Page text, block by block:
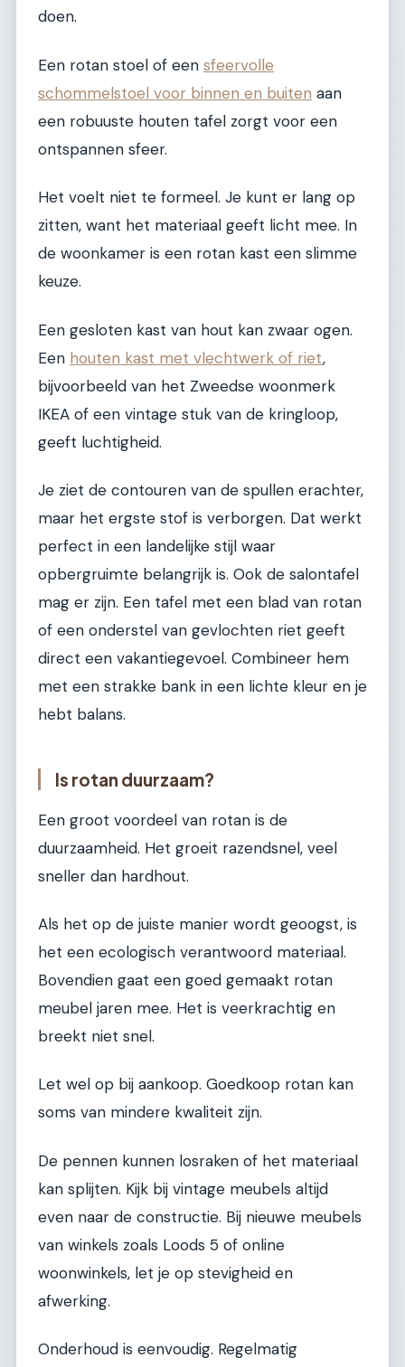
doen.
Een rotan stoel of een sfeervolle
schommelstoel voor binnen en buiten aan
een robuuste houten tafel zorgt voor een
ontspannen sfeer.
Het voelt niet te formeel. Je kunt er lang op
zitten, want het materiaal geeft licht mee. In
de woonkamer is een rotan kast een slimme
keuze.
Een gesloten kast van hout kan zwaar ogen.
Een houten kast met vlechtwerk of riet,
bijvoorbeeld van het Zweedse woonmerk
IKEA of een vintage stuk van de kringloop,
geeft luchtigheid.
Je ziet de contouren van de spullen erachter,
maar het ergste stof is verborgen. Dat werkt
perfect in een landelijke stijl waar
opbergruimte belangrijk is. Ook de salontafel
mag er zijn. Een tafel met een blad van rotan
of een onderstel van gevlochten riet geeft
direct een vakantiegevoel. Combineer hem
met een strakke bank in een lichte kleur en je
hebt balans.
Is rotan duurzaam?
Een groot voordeel van rotan is de
duurzaamheid. Het groeit razendsnel, veel
sneller dan hardhout.
Als het op de juiste manier wordt geoogst, is
het een ecologisch verantwoord materiaal.
Bovendien gaat een goed gemaakt rotan
meubel jaren mee. Het is veerkrachtig en
breekt niet snel.
Let wel op bij aankoop. Goedkoop rotan kan
soms van mindere kwaliteit zijn.
De pennen kunnen losraken of het materiaal
kan splijten. Kijk bij vintage meubels altijd
even naar de constructie. Bij nieuwe meubels
van winkels zoals Loods 5 of online
woonwinkels, let je op stevigheid en
afwerking.
Onderhoud is eenvoudig. Regelmatig